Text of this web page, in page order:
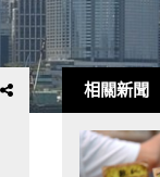
相關新聞